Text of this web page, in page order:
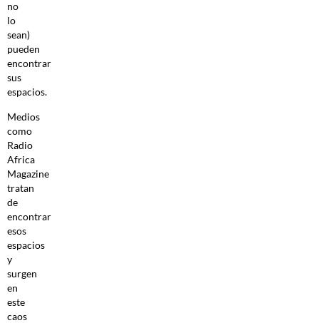
no
lo
sean)
pueden
encontrar
sus
espacios.
Medios
como
Radio
Africa
Magazine
tratan
de
encontrar
esos
espacios
y
surgen
en
este
caos